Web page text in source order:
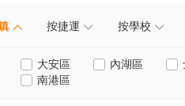
按捷運 按學校
大安區 內湖區
南港區